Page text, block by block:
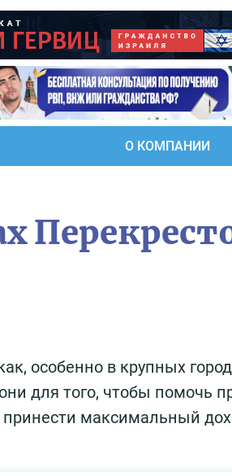
О КОМПАНИИ
особенно в крупных
для того, чтобы помочь
принести максимальный